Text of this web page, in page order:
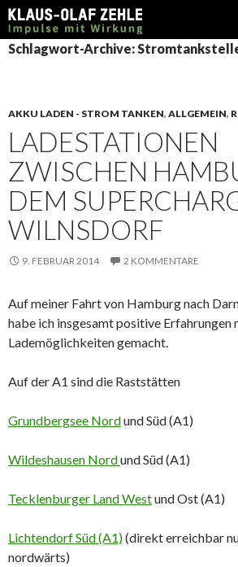
Suchen
SPRINGE
ZUM
Schlagwort-Archive:
AKKU LADEN - STROM TANKEN, ALLGEMEIN,
LADESTATIONEN
ZWISCHEN
DEM
WILNSDORF
9. FEBRUAR 2014 2 KOMMENTARE
Auf meiner Fahrt von Hamburg nach
habe ich insgesamt positive Erfahrungen
Lademöglichkeiten gemacht.
Auf der A1 sind die Raststätten
Grundbergsee Nordund Süd (A1)
Wildeshausen Nordund Süd (A1)
Tecklenburger Land Westund Ost (A1)
Lichtendorf Süd (A1)(direkt erreichbar
nordwärts)